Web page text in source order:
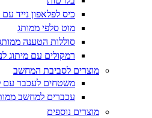
כיס לפלאפון נייד עם
מוט סלפי ממותג
סוללות הטענה
רמקולים עם מיתוג
מוצרים לסביבת המחשב
משטחים לעכבר עם
עכברים למחשב
מוצרים נוספים